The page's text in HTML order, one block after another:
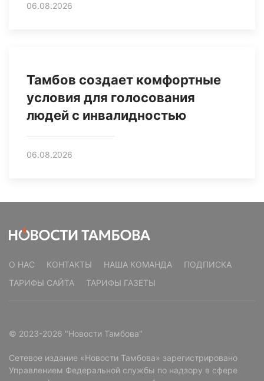
06.08.2026
Тамбов создает комфортные
условия для голосования
людей с инвалидностью
06.08.2026
О НАС КОНТАКТЫ НАША КОМАНДА
ПОДПИСКА
ТАРИФЫ САЙТА
ТАРИФЫ ГАЗЕТЫ
© 2023-2026 "Новости Тамбова"
Сетевое издание «Новости Тамбова» зарегистрировано
Управлением Федеральной службы по надзору в сфере